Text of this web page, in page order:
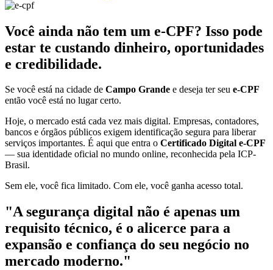
Você ainda não tem um e-CPF? Isso pode
estar te custando dinheiro, oportunidades
e credibilidade.
Se você está na cidade de Campo Grande e deseja ter seu e-CPF
então você está no lugar certo.
Hoje, o mercado está cada vez mais digital. Empresas, contadores,
bancos e órgãos públicos exigem identificação segura para liberar
serviços importantes. É aqui que entra o Certificado Digital e-CPF
— sua identidade oficial no mundo online, reconhecida pela ICP-
Brasil.
Sem ele, você fica limitado. Com ele, você ganha acesso total.
"A segurança digital não é apenas um
requisito técnico, é o alicerce para a
expansão e confiança do seu negócio no
mercado moderno."